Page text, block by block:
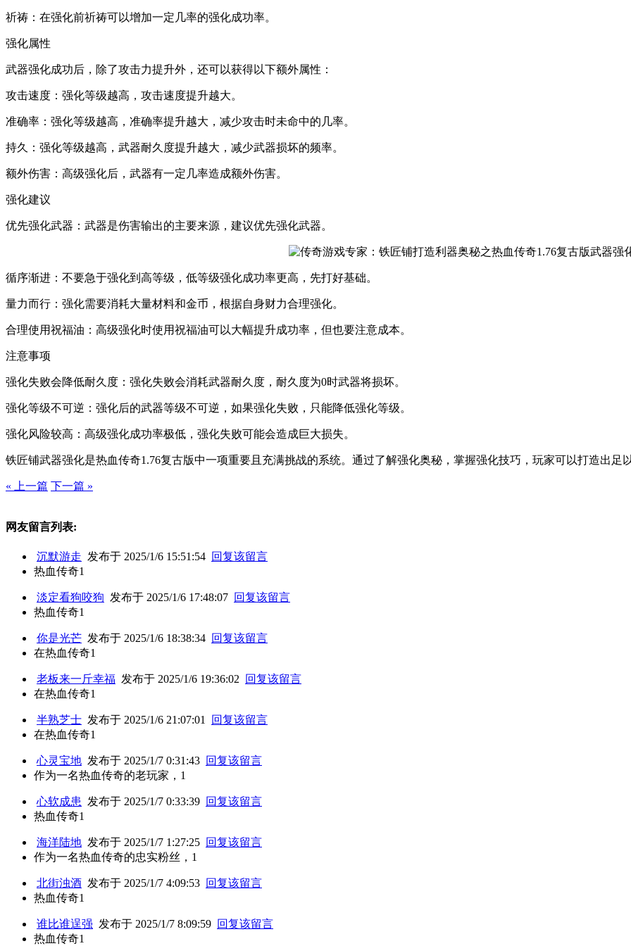
祈祷：在强化前祈祷可以增加一定几率的强化成功率。
强化属性
武器强化成功后，除了攻击力提升外，还可以获得以下额外属性：
攻击速度：强化等级越高，攻击速度提升越大。
准确率：强化等级越高，准确率提升越大，减少攻击时未命中的几率。
持久：强化等级越高，武器耐久度提升越大，减少武器损坏的频率。
额外伤害：高级强化后，武器有一定几率造成额外伤害。
强化建议
优先强化武器：武器是伤害输出的主要来源，建议优先强化武器。
循序渐进：不要急于强化到高等级，低等级强化成功率更高，先打好基础。
量力而行：强化需要消耗大量材料和金币，根据自身财力合理强化。
合理使用祝福油：高级强化时使用祝福油可以大幅提升成功率，但也要注意成本。
注意事项
强化失败会降低耐久度：强化失败会消耗武器耐久度，耐久度为0时武器将损坏。
强化等级不可逆：强化后的武器等级不可逆，如果强化失败，只能降低强化等级。
强化风险较高：高级强化成功率极低，强化失败可能会造成巨大损失。
铁匠铺武器强化是热血传奇1.76复古版中一项重要且充满挑战的系统。通过了解强化奥秘，掌握强化技巧，玩家可以打造出
« 上一篇 下一篇 »
网友留言列表:
沉默游走 发布于 2025/1/6 15:51:54 回复该留言
热血传奇1
淡定看狗咬狗 发布于 2025/1/6 17:48:07 回复该留言
热血传奇1
你是光芒 发布于 2025/1/6 18:38:34 回复该留言
在热血传奇1
老板来一斤幸福 发布于 2025/1/6 19:36:02
回复该留言
在热血传奇1
半熟芝士 发布于 2025/1/6 21:07:01
回复该留言
在热血传奇1
心灵宝地 发布于 2025/1/7 0:31:43 回复该留言
作为一名热血传奇的老玩家，1
心软成患 发布于 2025/1/7 0:33:39 回复该留言
热血传奇1
海洋陆地 发布于 2025/1/7 1:27:25 回复该留言
作为一名热血传奇的忠实粉丝，1
北街浊酒 发布于 2025/1/7 4:09:53 回复该留言
热血传奇1
谁比谁逞强 发布于 2025/1/7 8:09:59 回复该留言
热血传奇1